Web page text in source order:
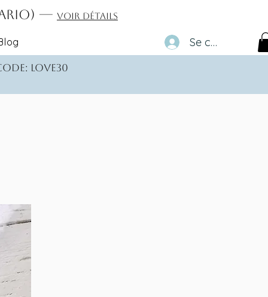
— Voir détails
Se connecter
love30